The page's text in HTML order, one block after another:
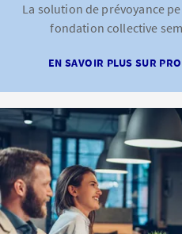
La solution de prévoyance
fondation collective
EN SAVOIR PLUS SUR